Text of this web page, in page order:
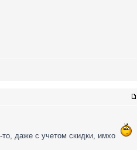
даже с учетом скидки, имхо